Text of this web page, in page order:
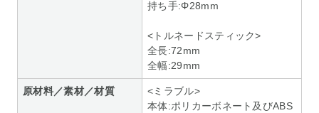
持ち手:Φ28mm
<トルネードスティック>
全長:72mm
全幅:29mm
原材料／素材／材質
<ミラブル>
本体:ポリカーボネート及びABS